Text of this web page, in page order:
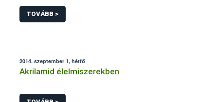
közérdekű bejelentések kezeléséhez
kapcsolódó adatkezeléséhez
TOVÁBB >
2014. szeptember 1, hétfő
Akrilamid élelmiszerekben